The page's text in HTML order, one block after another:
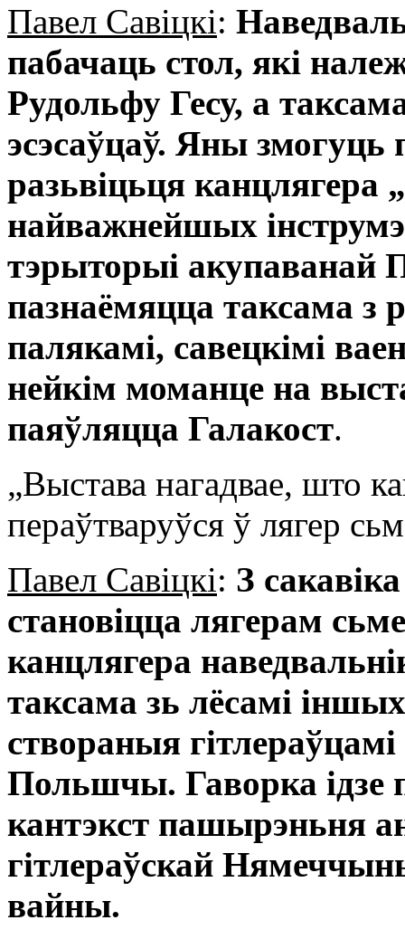
Павел Савіцкі:
пабачаць стол, які
Рудольфу Гесу, а
эсэсаўцаў. Яны змогуць
разьвіцьця канцлягера
найважнейшых
тэрыторыі
пазнаёмяцца таксама з
палякамі, савецкімі
нейкім моманце на
паяўляцца Галакост.
„Выстава нагадвае, што
пераўтваруўся ў лягер
Павел Савіцкі: З
становіцца лягерам
канцлягера
таксама зь лёсамі
створаныя
Польшчы. Гаворка ідзе
кантэкст пашырэньня
гітлераўскай
вайны.